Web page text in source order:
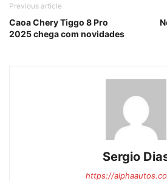
Previous article
Caoa Chery Tiggo 8 Pro
2025 chega com novidades
Sergio
https://